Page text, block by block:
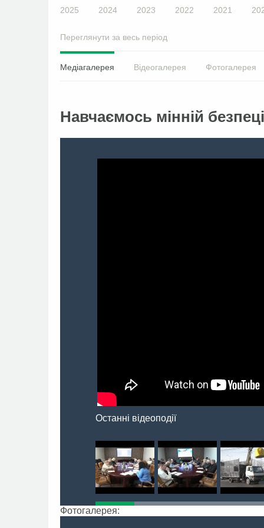
2025 2024 2023 2022 2021
Переглянути за весь період
Медіагалерея Відеогалерея Фотогалерея
Навчаємось мінній
Останні відеоподії
Фотогалерея: